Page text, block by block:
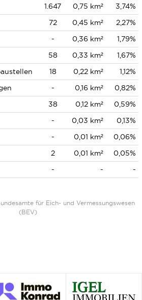
1.647 0,75 km²
3,74%
72 0,45 km²
2,27%
- 0,36 km²
1,79%
58 0,33 km²
1,67%
18 0,22 km²
1,12%
- 0,16 km²
0,82%
38 0,12 km²
0,59%
- 0,03 km²
0,13%
- 0,01 km²
0,06%
2 0,01 km²
0,05%
- - -
für Eich- und Vermessungswesen
(BEV)